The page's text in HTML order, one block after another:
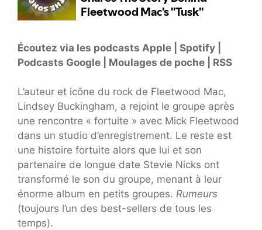
Écoutez via les podcasts Apple | Spotify |
Podcasts Google | Moulages de poche | RSS
L’auteur et icône du rock de Fleetwood Mac,
Lindsey Buckingham, a rejoint le groupe après
une rencontre « fortuite » avec Mick Fleetwood
dans un studio d’enregistrement. Le reste est
une histoire fortuite alors que lui et son
partenaire de longue date Stevie Nicks ont
transformé le son du groupe, menant à leur
énorme album en petits groupes. Rumeurs
(toujours l’un des best-sellers de tous les
temps).